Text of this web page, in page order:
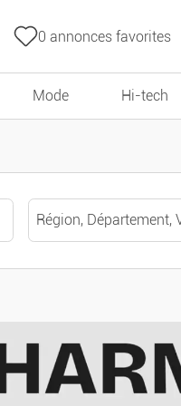
0 annonces favorites
Mode Hi-tech
Effacer
Offres